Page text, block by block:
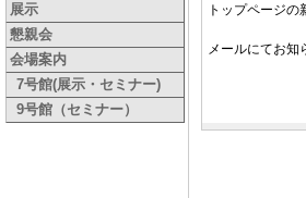
展示
懇親会
会場案内
7号館(展示・セミナー)
9号館（セミナー）
トップページ
メールにてお知